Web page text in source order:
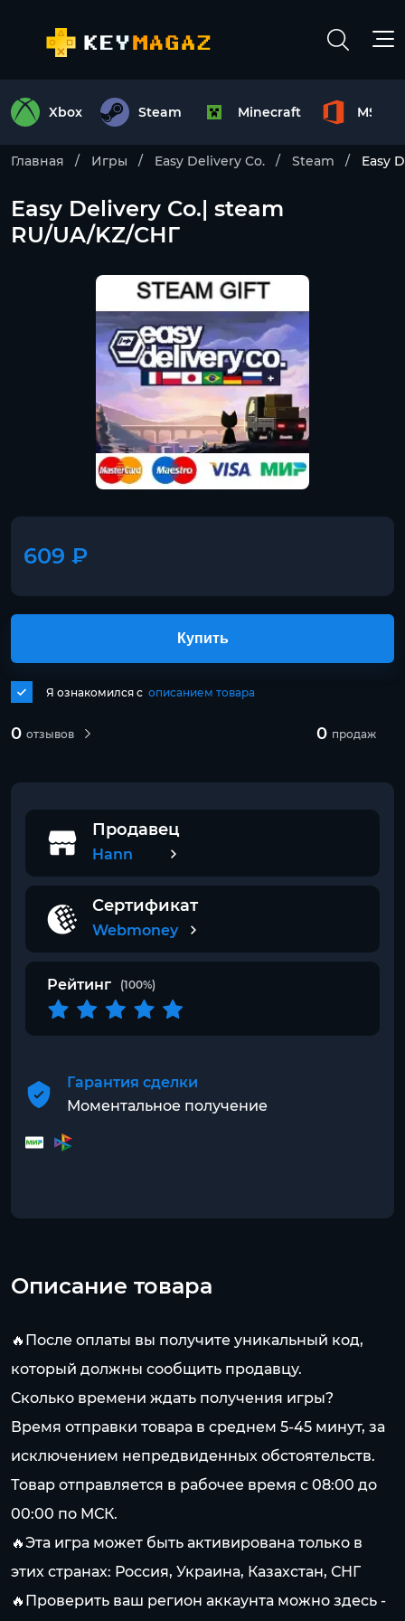
Xbox Steam Minecraft MS
Главная Игры Easy Delivery Co. Steam Easy
Easy Delivery Co.| steam
RU/UA/KZ/CНГ
609 ₽
0 отзывов 0 продаж
Я ознакомился с описанием товара
Купить
Продавец
Hann
Сертификат
Webmoney
Рейтинг (100%)
Гарантия сделки
Моментальное получение
Описание товара
🔥После оплаты вы получите уникальный код,
который должны сообщить продавцу.
Сколько времени ждать получения игры?
Время отправки товара в среднем 5-45 минут, за
исключением непредвиденных обстоятельств.
Товар отправляется в рабочее время с 08:00 до
00:00 по МСК.
🔥Эта игра может быть активирована только в
этих странах: Россия, Украина, Казахстан, СНГ
🔥Проверить ваш регион аккаунта можно здесь -